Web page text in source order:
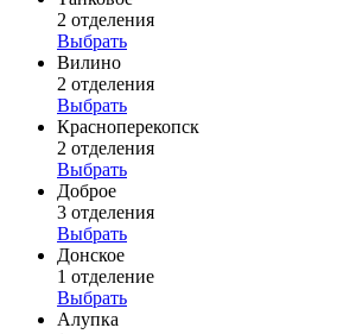
2 отделения
Выбрать
Вилино
2 отделения
Выбрать
Красноперекопск
2 отделения
Выбрать
Доброе
3 отделения
Выбрать
Донское
1 отделение
Выбрать
Алупка